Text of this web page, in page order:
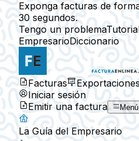
Exponga facturas de
30 segundos.
Tengo un problema
EmpresarioDiccionario
Facturas
Iniciar sesión
Emitir una factura
Menú
La Guía del Empresario